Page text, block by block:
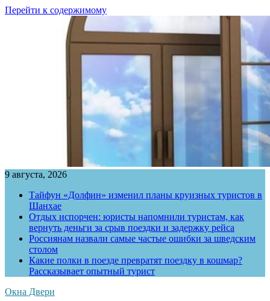
Перейти к содержимому
9 августа, 2026
Тайфун «Долфин» изменил планы круизных туристов в
Шанхае
Отдых испорчен: юристы напомнили туристам, как
вернуть деньги за срыв поездки и задержку рейса
Россиянам назвали самые частые ошибки за шведским
столом
Какие полки в поезде превратят поездку в кошмар?
Рассказывает опытный турист
Окна Двери